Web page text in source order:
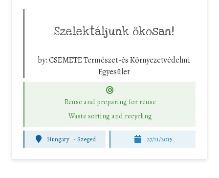
Szelektáljunk ökosan!
by:CSEMETE Természet-és Környezetvédelmi
Egyesület
Reuse and preparing for reuse
Waste sorting and recycling
Hungary -Szeged 27/11/2015